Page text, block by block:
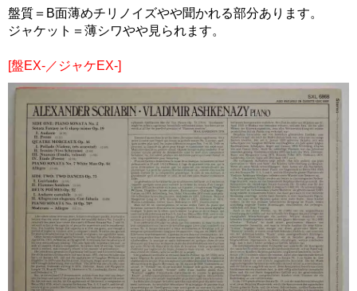
盤質＝B面薄めチリノイズやや聞かれる部分あります。
ジャケット＝薄シワやや見られます。
[盤EX-／ジャケEX-]